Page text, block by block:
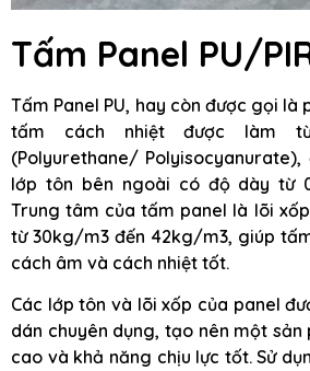
Tấm Panel PU/
Tấm Panel PU, hay còn được gọi là
tấm cách nhiệt được làm
(Polyurethane/
lớp tôn bên ngoài có độ dày từ
Trung tâm của tấm panel là lõi
từ 30kg/m3 đến 42kg/m3, giúp
cách âm và cách nhiệt tốt.
Các lớp tôn và lõi xốp của panel
dán chuyên dụng, tạo nên một
cao và khả năng chịu lực tốt. Sử